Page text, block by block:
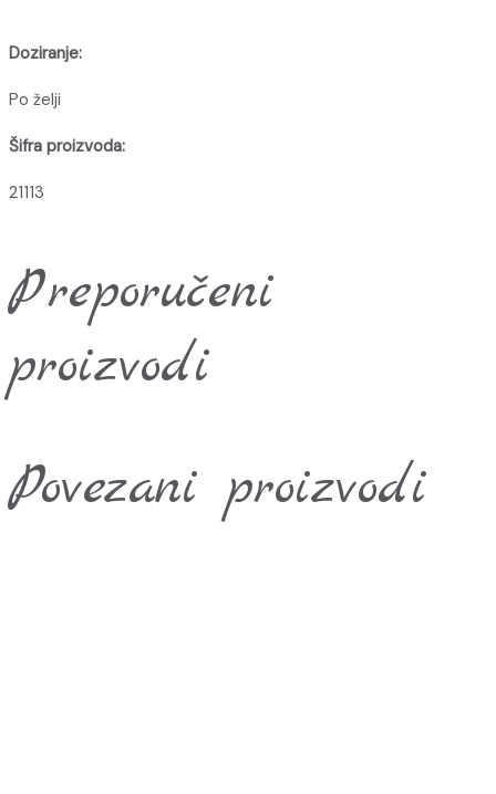
Doziranje:
Po želji
Šifra proizvoda:
21113
Preporučeni
proizvodi
Povezani proizvodi